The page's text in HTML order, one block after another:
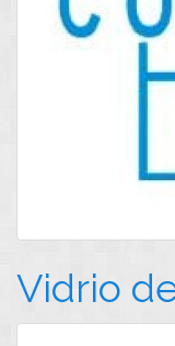
Vidrio